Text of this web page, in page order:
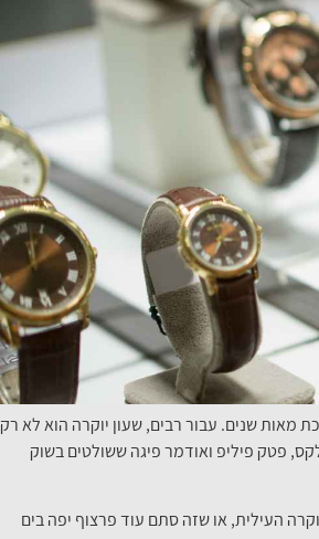
מאות שנים. עבור רבים, שעון יוקרה הוא לא רק
פטק פיליפ ואודמר פיגה ששולטים בשוק
העילית, או שזה סתם עוד פרצוף יפה בים